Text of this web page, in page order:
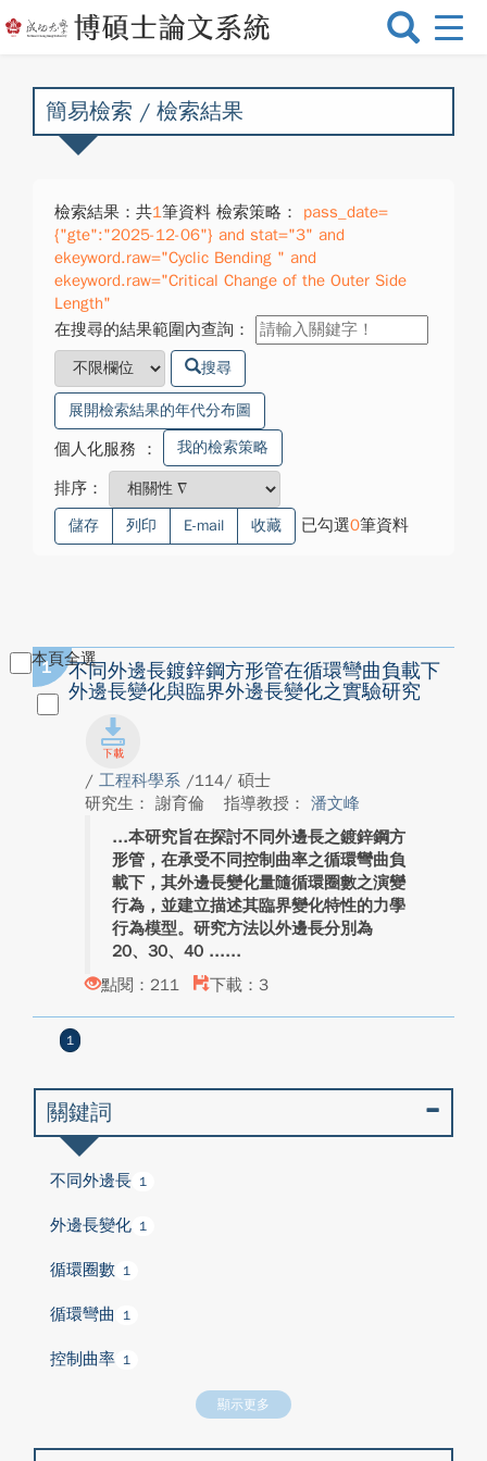
選
換
簡易檢索 / 檢索結果
檢索結果：共1筆資料 檢索策略：
pass_date=
{"gte":"2025-12-06"} and stat="3" and
ekeyword.raw="Cyclic Bending " and
ekeyword.raw="Critical Change of the Outer Side
Length"
在搜尋的結果範圍內查詢：
搜尋
展開檢索結果的年代分布圖
個人化服務 ： 我的檢索策略
排序：
儲存 列印 E-mail 收藏 已勾選0筆資料
本頁全選
1
不同外邊長鍍鋅鋼方形管在循環彎曲負載下
外邊長變化與臨界外邊長變化之實驗研究
/ 工程科學系 /114/ 碩士
研究生： 謝育倫
指導教授： 潘文峰
本研究旨在探討不同外邊長之鍍鋅鋼方
形管，在承受不同控制曲率之循環彎曲負
載下，其外邊長變化量隨循環圈數之演變
行為，並建立描述其臨界變化特性的力學
行為模型。研究方法以外邊長分別為
20、30、40 ...
點閱：211
下載：3
1
關鍵詞
不同外邊長 1
外邊長變化 1
循環圈數 1
循環彎曲 1
控制曲率 1
顯示更多